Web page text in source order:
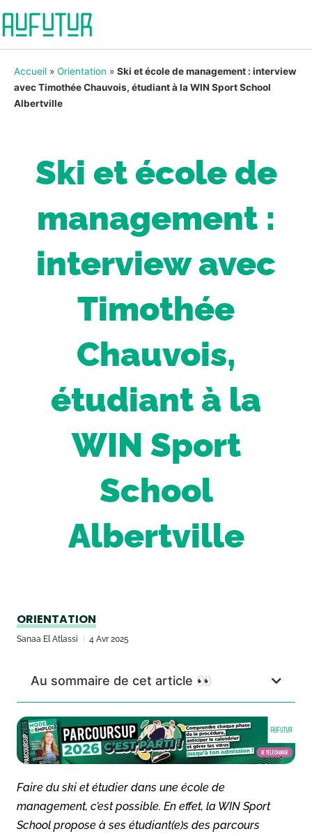
Accueil » Orientation » Ski et école de management : interview
avec Timothée Chauvois, étudiant à la WIN Sport School
Albertville
Ski et école de
management :
interview avec
Timothée
Chauvois,
étudiant à la
WIN Sport
School
Albertville
ORIENTATION
Sanaa El Atlassi 4 Avr 2025
Au sommaire de cet article 👀
Faire du ski et étudier dans une école de
management, c’est possible. En effet, la WIN Sport
School propose à ses étudiant(e)s des parcours